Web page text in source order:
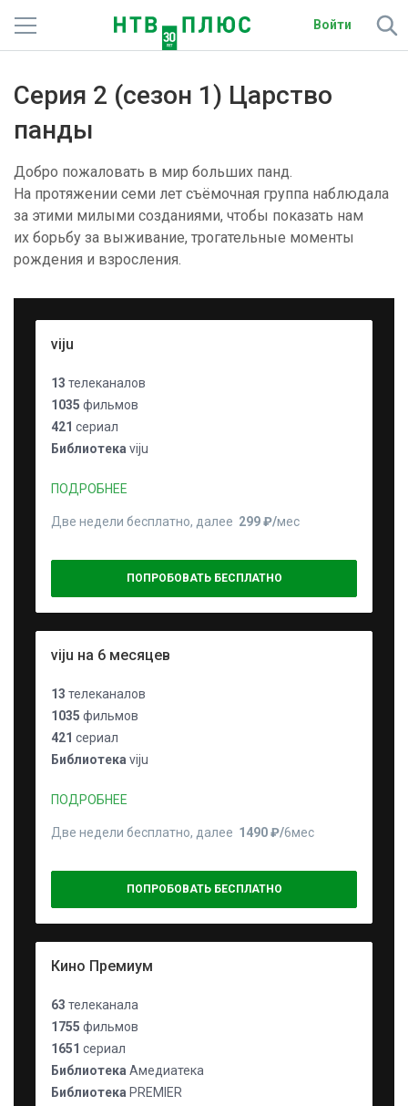
Войти
Фильмы и сериалы
Подписки
Радио
Серия 2 (сезон 1) Царство
панды
Добро пожаловать в мир больших панд.
На протяжении семи лет съёмочная группа наблюдала
за этими милыми созданиями, чтобы показать нам
их борьбу за выживание, трогательные моменты
рождения и взросления.
viju
13 телеканалов
1035 фильмов
421 сериал
Библиотека viju
ПОДРОБНЕЕ
Две недели бесплатно, далее 299 ₽⁠/⁠мес
ПОПРОБОВАТЬ БЕСПЛАТНО
viju на 6 месяцев
13 телеканалов
1035 фильмов
421 сериал
Библиотека viju
ПОДРОБНЕЕ
Две недели бесплатно, далее 1490 ₽⁠/⁠6мес
ПОПРОБОВАТЬ БЕСПЛАТНО
Кино Премиум
63 телеканала
1755 фильмов
1651 сериал
Библиотека Амедиатека
Библиотека PREMIER